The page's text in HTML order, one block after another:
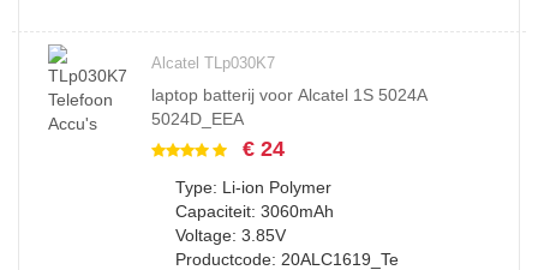
Alcatel TLp030K7
laptop batterij voor Alcatel 1S 5024A
5024D_EEA
€ 24
Type: Li-ion Polymer
Capaciteit: 3060mAh
Voltage: 3.85V
Productcode: 20ALC1619_Te